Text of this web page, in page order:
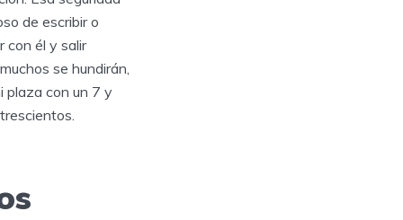
de escribir o
con él y salir
se hundirán,
plaza con un 7 y